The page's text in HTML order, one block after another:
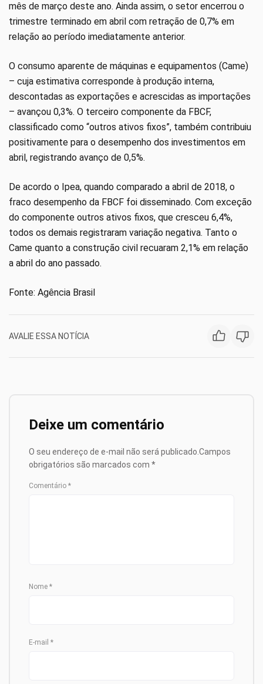
mês de março deste ano. Ainda assim, o setor encerrou o
trimestre terminado em abril com retração de 0,7% em
relação ao período imediatamente anterior.
O consumo aparente de máquinas e equipamentos (Came)
– cuja estimativa corresponde à produção interna,
descontadas as exportações e acrescidas as importações
– avançou 0,3%. O terceiro componente da FBCF,
classificado como “outros ativos fixos”, também contribuiu
positivamente para o desempenho dos investimentos em
abril, registrando avanço de 0,5%.
De acordo o Ipea, quando comparado a abril de 2018, o
fraco desempenho da FBCF foi disseminado. Com exceção
do componente outros ativos fixos, que cresceu 6,4%,
todos os demais registraram variação negativa. Tanto o
Came quanto a construção civil recuaram 2,1% em relação
a abril do ano passado.
Fonte: Agência Brasil
AVALIE ESSA NOTÍCIA
Deixe um comentário
O seu endereço de e-mail não será publicado.Campos
obrigatórios são marcados com *
Comentário *
Nome *
E-mail *